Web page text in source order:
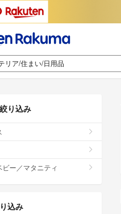
り込み
ー／マタニティ
込み